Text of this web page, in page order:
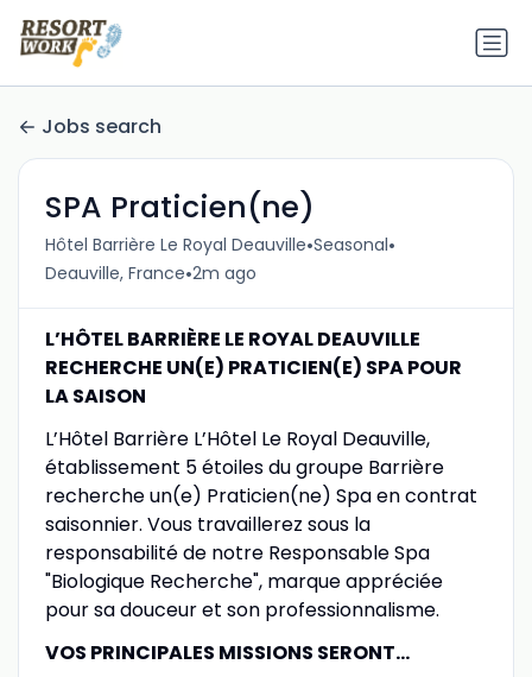
Jobs search
SPA Praticien(ne)
Hôtel Barrière Le Royal Deauville•Seasonal•
Deauville, France•2m ago
L’HÔTEL BARRIÈRE LE ROYAL DEAUVILLE
RECHERCHE UN(E) PRATICIEN(E) SPA POUR
LA SAISON
L’Hôtel Barrière L’Hôtel Le Royal Deauville,
établissement 5 étoiles du groupe Barrière
recherche un(e) Praticien(ne) Spa en contrat
saisonnier. Vous travaillerez sous la
responsabilité de notre Responsable Spa
"Biologique Recherche", marque appréciée
pour sa douceur et son professionnalisme.
VOS PRINCIPALES MISSIONS SERONT...